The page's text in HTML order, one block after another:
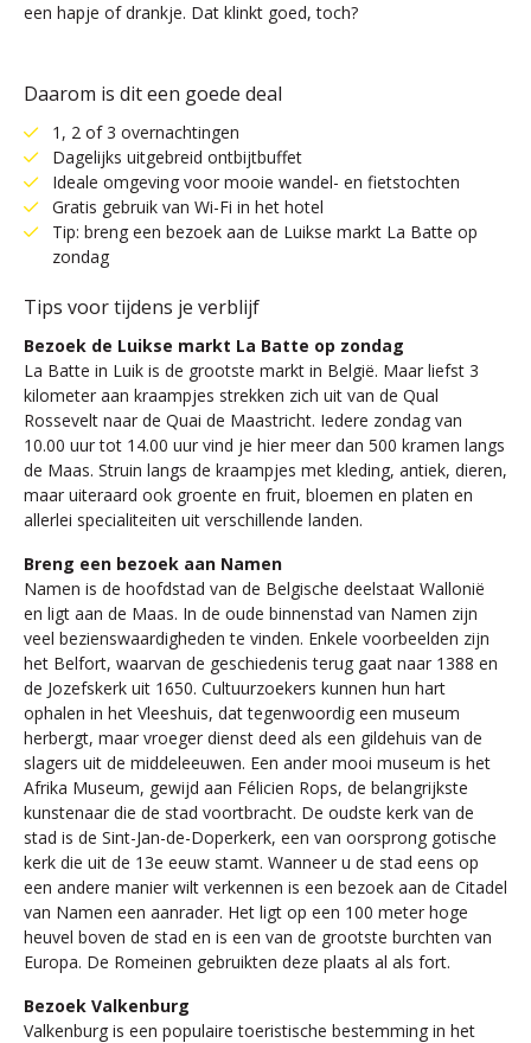
een hapje of drankje. Dat klinkt goed, toch?
Daarom is dit een goede deal
1, 2 of 3 overnachtingen
Dagelijks uitgebreid ontbijtbuffet
Ideale omgeving voor mooie wandel- en fietstochten
Gratis gebruik van Wi-Fi in het hotel
Tip: breng een bezoek aan de Luikse markt La Batte op
zondag
Tips voor tijdens je verblijf
Bezoek de Luikse markt La Batte op zondag
La Batte in Luik is de grootste markt in België. Maar liefst 3
kilometer aan kraampjes strekken zich uit van de Qual
Rossevelt naar de Quai de Maastricht. Iedere zondag van
10.00 uur tot 14.00 uur vind je hier meer dan 500 kramen langs
de Maas. Struin langs de kraampjes met kleding, antiek, dieren,
maar uiteraard ook groente en fruit, bloemen en platen en
allerlei specialiteiten uit verschillende landen.
Breng een bezoek aan Namen
Namen is de hoofdstad van de Belgische deelstaat Wallonië
en ligt aan de Maas. In de oude binnenstad van Namen zijn
veel bezienswaardigheden te vinden. Enkele voorbeelden zijn
het Belfort, waarvan de geschiedenis terug gaat naar 1388 en
de Jozefskerk uit 1650. Cultuurzoekers kunnen hun hart
ophalen in het Vleeshuis, dat tegenwoordig een museum
herbergt, maar vroeger dienst deed als een gildehuis van de
slagers uit de middeleeuwen. Een ander mooi museum is het
Afrika Museum, gewijd aan Félicien Rops, de belangrijkste
kunstenaar die de stad voortbracht. De oudste kerk van de
stad is de Sint-Jan-de-Doperkerk, een van oorsprong gotische
kerk die uit de 13e eeuw stamt. Wanneer u de stad eens op
een andere manier wilt verkennen is een bezoek aan de Citadel
van Namen een aanrader. Het ligt op een 100 meter hoge
heuvel boven de stad en is een van de grootste burchten van
Europa. De Romeinen gebruikten deze plaats al als fort.
Bezoek Valkenburg
Valkenburg is een populaire toeristische bestemming in het